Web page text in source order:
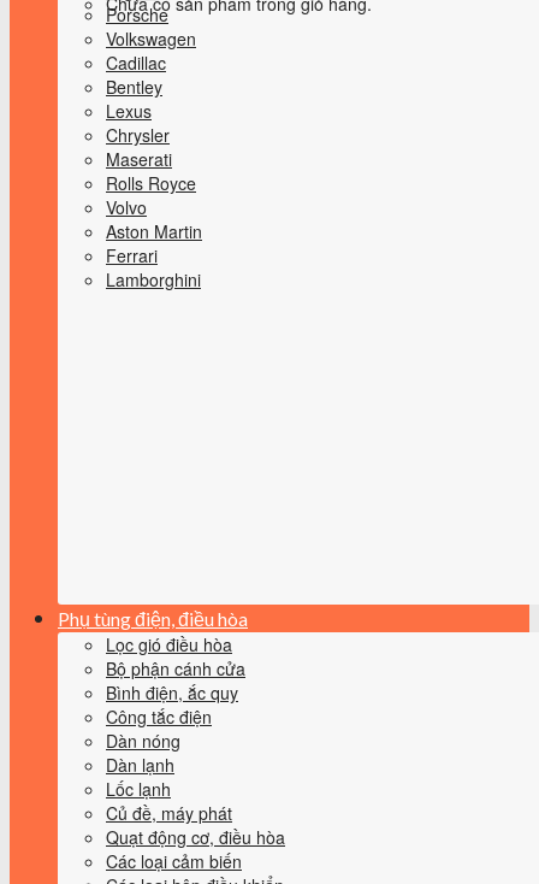
Porsche
Volkswagen
Cadillac
Bentley
Lexus
Chrysler
Maserati
Rolls Royce
Volvo
Aston Martin
Ferrari
Lamborghini
Phụ tùng điện, điều hòa
Lọc gió điều hòa
Bộ phận cánh cửa
Bình điện, ắc quy
Công tắc điện
Dàn nóng
Dàn lạnh
Lốc lạnh
Củ đề, máy phát
Quạt động cơ, điều hòa
Các loại cảm biến